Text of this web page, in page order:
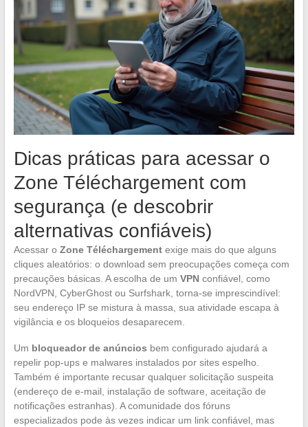
Dicas práticas para acessar o
Zone Téléchargement com
segurança (e descobrir
alternativas confiáveis)
Acessar o Zone Téléchargementexige mais do que alguns
cliques aleatórios: o download sem preocupações começa com
precauções básicas. A escolha de um VPNconfiável, como
NordVPN, CyberGhost ou Surfshark, torna-se imprescindível:
seu endereço IP se mistura à massa, sua atividade escapa à
vigilância e os bloqueios desaparecem.
Um bloqueador de anúncios bem configurado ajudará a
repelir pop-ups e malwares instalados por sites espelho.
Também é importante recusar qualquer solicitação suspeita
(endereço de e-mail, instalação de software, aceitação de
notificações estranhas). A comunidade dos fóruns
especializados pode às vezes indicar um link confiável, mas